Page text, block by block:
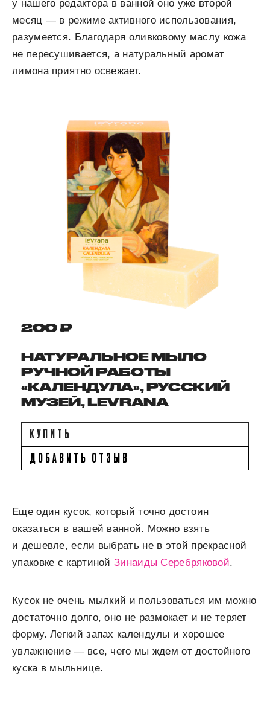
у нашего редактора в ванной оно уже второй
месяц — в режиме активного использования,
разумеется. Благодаря оливковому маслу кожа
не пересушивается, а натуральный аромат
лимона приятно освежает.
200 ₽
НАТУРАЛЬНОЕ МЫЛО
РУЧНОЙ РАБОТЫ
«КАЛЕНДУЛА», РУССКИЙ
МУЗЕЙ, LEVRANA
КУПИТЬ
ДОБАВИТЬ ОТЗЫВ
Еще один кусок, который точно достоин
оказаться в вашей ванной. Можно взять
и дешевле, если выбрать не в этой прекрасной
упаковке с картинойЗинаиды Серебряковой.
Кусок не очень мылкий и пользоваться им можно
достаточно долго, оно не размокает и не теряет
форму. Легкий запах календулы и хорошее
увлажнение — все, чего мы ждем от достойного
куска в мыльнице.